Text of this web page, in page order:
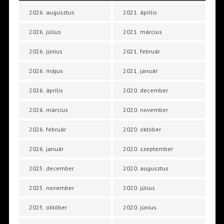
2026. augusztus
2026. július
2026. június
2026. május
2026. április
2026. március
2026. február
2026. január
2025. december
2025. november
2025. október
2021. április
2021. március
2021. február
2021. január
2020. december
2020. november
2020. október
2020. szeptember
2020. augusztus
2020. július
2020. június